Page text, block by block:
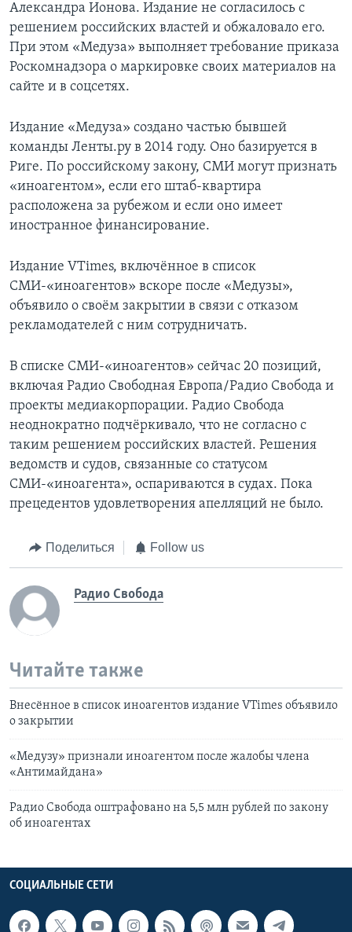
Александра Ионова. Издание не согласилось с
решением российских властей и обжаловало его.
При этом «Медуза» выполняет требование приказа
Роскомнадзора о маркировке своих материалов на
сайте и в соцсетях.
Издание «Медуза» создано частью бывшей
команды Ленты.ру в 2014 году. Оно базируется в
Риге. По российскому закону, СМИ могут признать
«иноагентом», если его штаб-квартира
расположена за рубежом и если оно имеет
иностранное финансирование.
Издание VTimes, включённое в список
СМИ-«иноагентов» вскоре после «Медузы»,
объявило о своём закрытии в связи с отказом
рекламодателей с ним сотрудничать.
В списке СМИ-«иноагентов» сейчас 20 позиций,
включая Радио Свободная Европа/Радио Свобода и
проекты медиакорпорации. Радио Свобода
неоднократно подчёркивало, что не согласно с
таким решением российских властей. Решения
ведомств и судов, связанные со статусом
СМИ-«иноагента», оспариваются в судах. Пока
прецедентов удовлетворения апелляций не было.
Поделиться Follow us
Радио Свобода
Читайте также
Внесённое в список иноагентов издание VTimes объявило
о закрытии
«Медузу» признали иноагентом после жалобы члена
«Антимайдана»
Радио Свобода оштрафовано на 5,5 млн рублей по закону
об иноагентах
СОЦИАЛЬНЫЕ СЕТИ